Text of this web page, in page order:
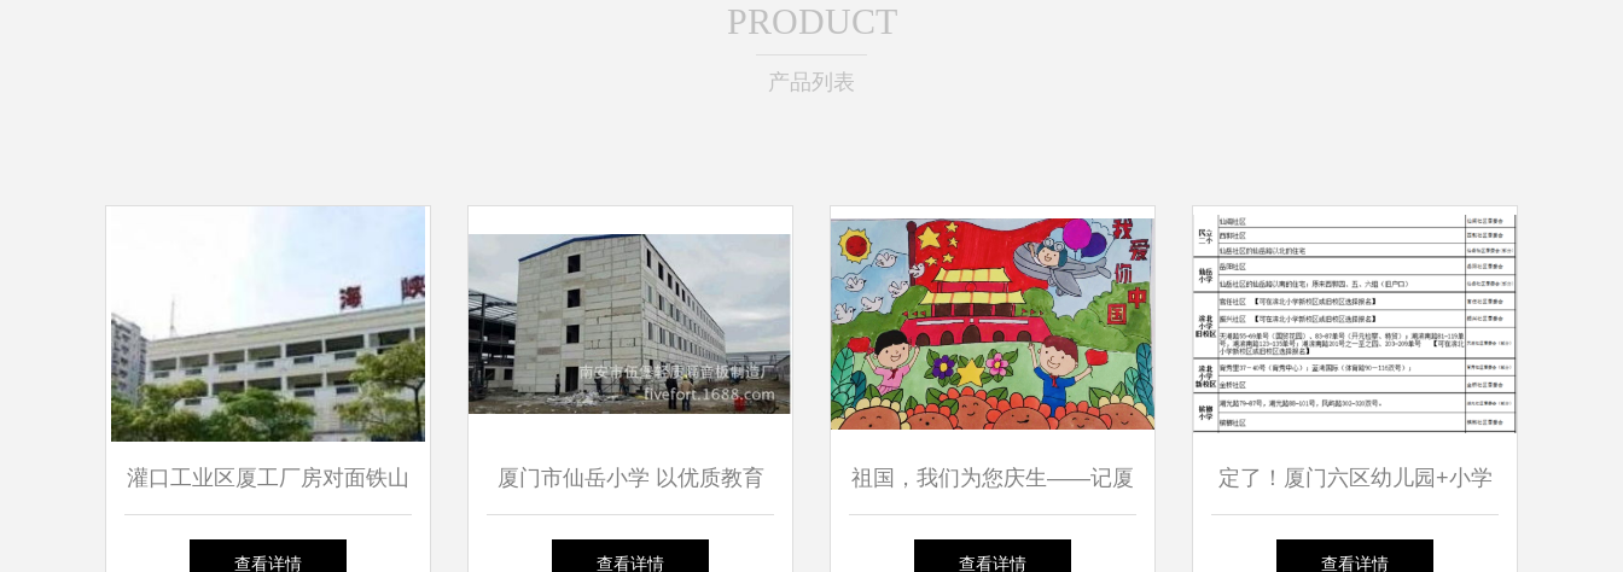
PRODUCT
产品列表
灌口工业区厦工厂房对面铁山
单身公寓，多套出租，临近厦
查看详情
厦门市仙岳小学 以优质教育
环境，守护学生健康成长
查看详情
祖国，我们为您庆生——记厦
门市仙岳小学2020年国庆节主
查看详情
定了！厦门六区幼儿园+小学
+初中最新招生划片出炉，快
查看详情